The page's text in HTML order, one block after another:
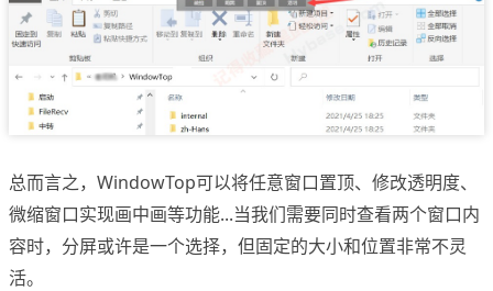
总而言之，WindowTop可以将任意窗口置顶、修改透明度、
微缩窗口实现画中画等功能...当我们需要同时查看两个窗口内
容时，分屏或许是一个选择，但固定的大小和位置非常不灵
活。